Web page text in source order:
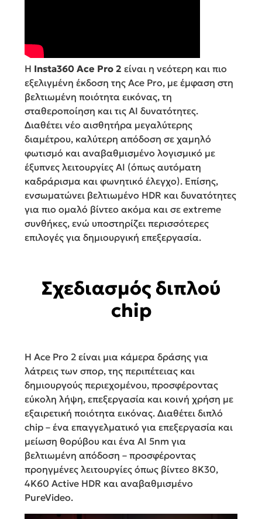
Η Insta360 Ace Pro 2 είναι η νεότερη και πιο
εξελιγμένη έκδοση της Ace Pro, με έμφαση στη
βελτιωμένη ποιότητα εικόνας, τη
σταθεροποίηση και τις AI δυνατότητες.
Διαθέτει νέο αισθητήρα μεγαλύτερης
διαμέτρου, καλύτερη απόδοση σε χαμηλό
φωτισμό και αναβαθμισμένο λογισμικό με
έξυπνες λειτουργίες AI (όπως αυτόματη
καδράρισμα και φωνητικό έλεγχο). Επίσης,
ενσωματώνει βελτιωμένο HDR και δυνατότητες
για πιο ομαλό βίντεο ακόμα και σε extreme
συνθήκες, ενώ υποστηρίζει περισσότερες
επιλογές για δημιουργική επεξεργασία.
Σχεδιασμός διπλού
chip
Η Ace Pro 2 είναι μια κάμερα δράσης για
λάτρεις των σπορ, της περιπέτειας και
δημιουργούς περιεχομένου, προσφέροντας
εύκολη λήψη, επεξεργασία και κοινή χρήση με
εξαιρετική ποιότητα εικόνας. Διαθέτει διπλό
chip – ένα επαγγελματικό για επεξεργασία και
μείωση θορύβου και ένα AI 5nm για
βελτιωμένη απόδοση – προσφέροντας
προηγμένες λειτουργίες όπως βίντεο 8K30,
4K60 Active HDR και αναβαθμισμένο
PureVideo.